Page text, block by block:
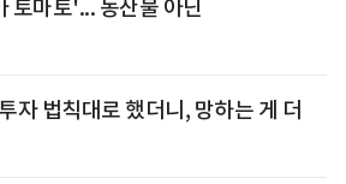
토마토'... 농산물 아닌
자 법칙대로 했더니, 망하는 게 더